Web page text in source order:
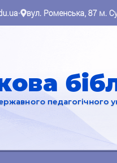
• вул. Роменська, 87 м.
педагогічного